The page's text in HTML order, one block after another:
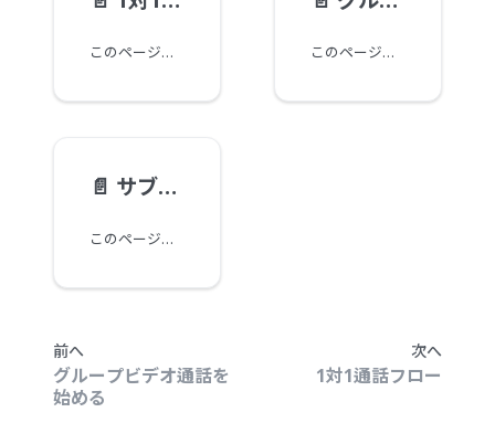
このページは、LINE Planetの1対1通話のフローを示しています。 このページは、LINE Planetのグループ通話（カンファレンス）のフローを示しています。
📄️ サブグループフロー
このページでは、グループ通話（カンファレンス）でサブグループを使用するフローについて説明します。
前へ
グループビデオ通話を
始める
次へ
1対1通話フロー